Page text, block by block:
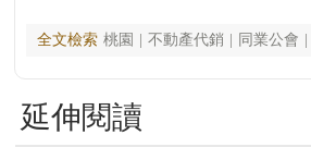
全文檢索 桃園 不動產代銷 同業公會
延伸閱讀